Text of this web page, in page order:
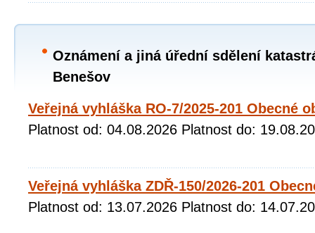
Oznámení a jiná úřední sdělení
Benešov
Veřejná vyhláška RO-7/2025-201 Obecné
Platnost od: 04.08.2026 Platnost do:
Veřejná vyhláška ZDŘ-150/2026-201
Platnost od: 13.07.2026 Platnost do: